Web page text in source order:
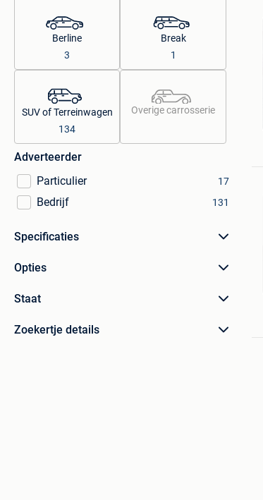
Berline
3
Break
1
SUV of Terreinwagen
134
Overige carrosserie
Adverteerder
Particulier
17
Bedrijf 131
Specificaties
Opties
Staat
Zoekertje details